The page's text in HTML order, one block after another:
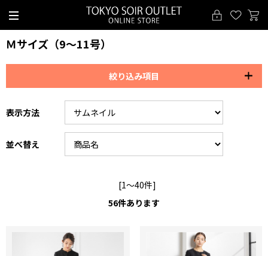
Ｍサイズ（9～11号）
絞り込み項目
表示方法
並べ替え
[1～40件]
56件あります